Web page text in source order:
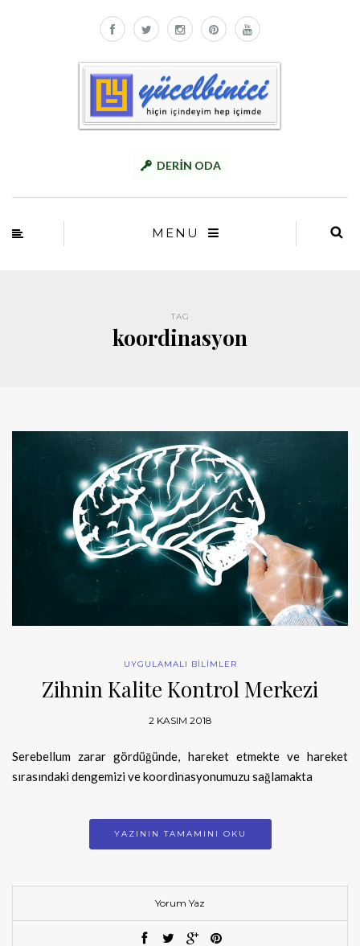
DERİN ODA
MENU
TAG
koordinasyon
UYGULAMALI BİLİMLER
Zihnin Kalite Kontrol Merkezi
2 KASIM 2018
Serebellum zarar gördüğünde, hareket etmekte ve hareket
sırasındaki dengemizi ve koordinasyonumuzu sağlamakta
YAZININ TAMAMINI OKU
Yorum Yaz